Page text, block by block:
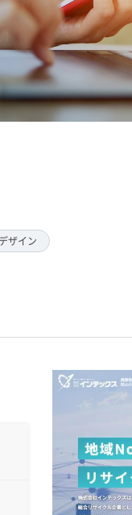
ザイン